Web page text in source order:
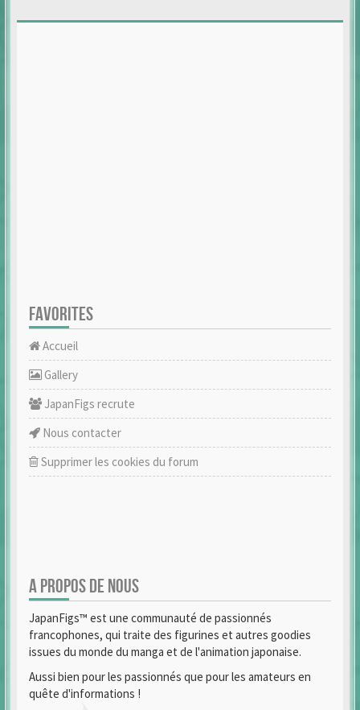
FAVORITES
Accueil
Gallery
JapanFigs recrute
Nous contacter
Supprimer les cookies du forum
A PROPOS DE NOUS
JapanFigs™ est une communauté de passionnés
francophones, qui traite des figurines et autres goodies
issues du monde du manga et de l'animation japonaise.
Aussi bien pour les passionnés que pour les amateurs en
quête d'informations !